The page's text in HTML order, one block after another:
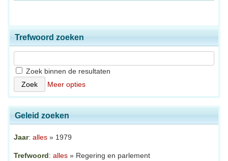
Trefwoord zoeken
Zoek binnen de resultaten
Meer opties
Geleid zoeken
Jaar: alles » 1979
Trefwoord: alles » Regering en parlement